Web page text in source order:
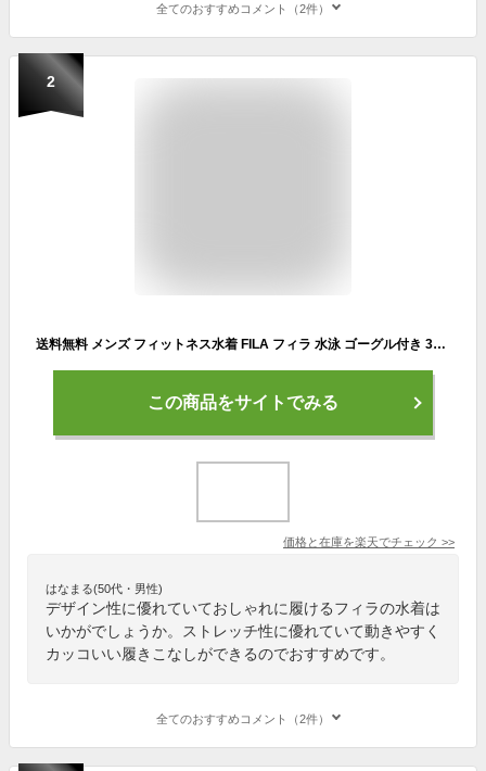
全てのおすすめコメント（2件）
2
送料無料 メンズ フィットネス水着 FILA フィラ 水泳 ゴーグル付き 3点セット スイムボトム ゆったり 体型カバー トランクス 紳士 スイムキャップ スイミング スイムウェア 水着 シニア 男性 M L LL 3L 4L 5L 438901set [set]
この商品をサイトでみる
価格と在庫を楽天でチェック >>
はなまる(50代・男性)
デザイン性に優れていておしゃれに履けるフィラの水着は
いかがでしょうか。ストレッチ性に優れていて動きやすく
カッコいい履きこなしができるのでおすすめです。
全てのおすすめコメント（2件）